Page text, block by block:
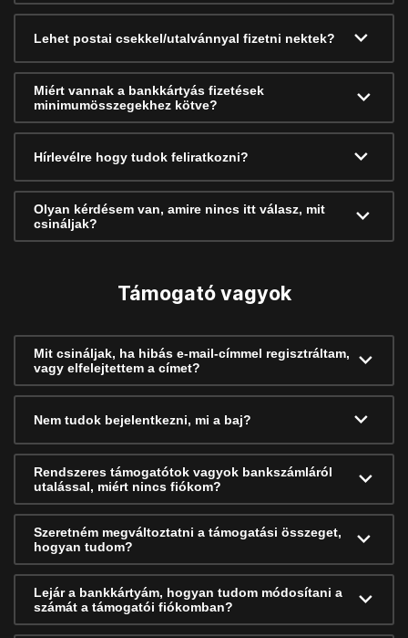
Lehet postai csekkel/utalvánnyal fizetni nektek?
Miért vannak a bankkártyás fizetések
minimumösszegekhez kötve?
Hírlevélre hogy tudok feliratkozni?
Olyan kérdésem van, amire nincs itt válasz, mit
csináljak?
Támogató vagyok
Mit csináljak, ha hibás e-mail-címmel regisztráltam,
vagy elfelejtettem a címet?
Nem tudok bejelentkezni, mi a baj?
Rendszeres támogatótok vagyok bankszámláról
utalással, miért nincs fiókom?
Szeretném megváltoztatni a támogatási összeget,
hogyan tudom?
Lejár a bankkártyám, hogyan tudom módosítani a
számát a támogatói fiókomban?